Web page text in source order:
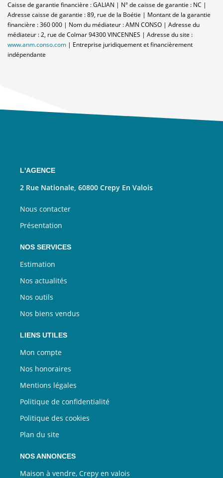
Caisse de garantie financière : GALIAN | N° de caisse de garantie : NC |
Adresse caisse de garantie : 89, rue de la Boétie | Montant de la garantie
financière : 360 000 | Nom du médiateur : AMN CONSO | Adresse du
médiateur : 2, rue de Colmar 94300 VINCENNES | Adresse du site :
www.anm.conso.com | Entreprise juridiquement et financièrement
indépendante
L'AGENCE
2 Rue Nationale, 60800 Crepy En Valois
Nous contacter
Présentation
NOS SERVICES
Estimation
Nos actualités
Nos outils
Nos biens vendus
LIENS UTILES
Mon compte
Nos honoraires
Mentions légales
Politique de confidentialité
Politique des cookies
Plan du site
NOS ANNONCES
Maison à vendre, Crepy en valois